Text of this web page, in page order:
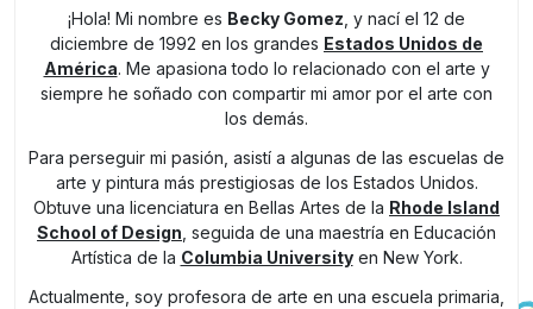
¡Hola! Mi nombre es Becky Gomez , y nací el 12 de
diciembre de 1992 en los grandes Estados Unidos de
América. Me apasiona todo lo relacionado con el arte y
siempre he soñado con compartir mi amor por el arte con
los demás.
Para perseguir mi pasión, asistí a algunas de las escuelas de
arte y pintura más prestigiosas de los Estados Unidos.
Obtuve una licenciatura en Bellas Artes de la Rhode Island
School of Design , seguida de una maestría en Educación
Artística de la Columbia Universityen New York.
Actualmente, soy profesora de arte en una escuela primaria,